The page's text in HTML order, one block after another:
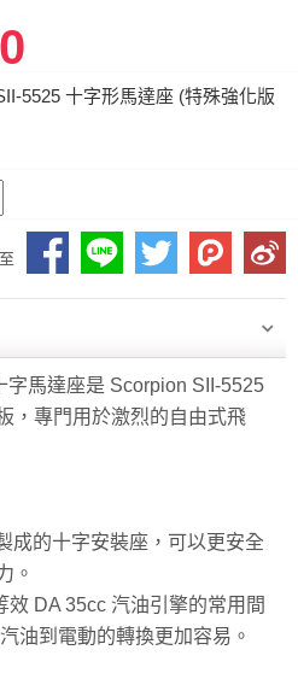
5525 十字形馬達座 (特殊強化版
馬達座是 Scorpion SII-5525
，專門用於激烈的自由式飛
成的十字安裝座，可以更安全
。
效 DA 35cc 汽油引擎的常用間
油到電動的轉換更加容易。